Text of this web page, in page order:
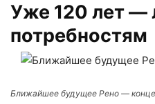
Уже 120 лет —
потребностям
Ближайшее будущее Рено —